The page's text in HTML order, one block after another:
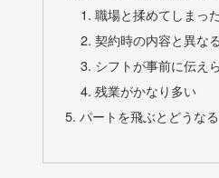
職場と揉めてしまった
契約時の内容と異な
シフトが事前に伝え
残業がかなり多い
パートを飛ぶとどうな